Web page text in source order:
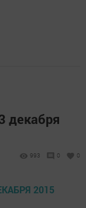
декабря
993 0 0